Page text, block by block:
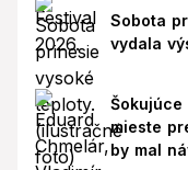
Sobota
vydala
mieste
by mal